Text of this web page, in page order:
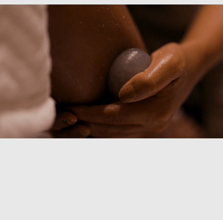
Clínica Aliane Gomez - Anúncio C